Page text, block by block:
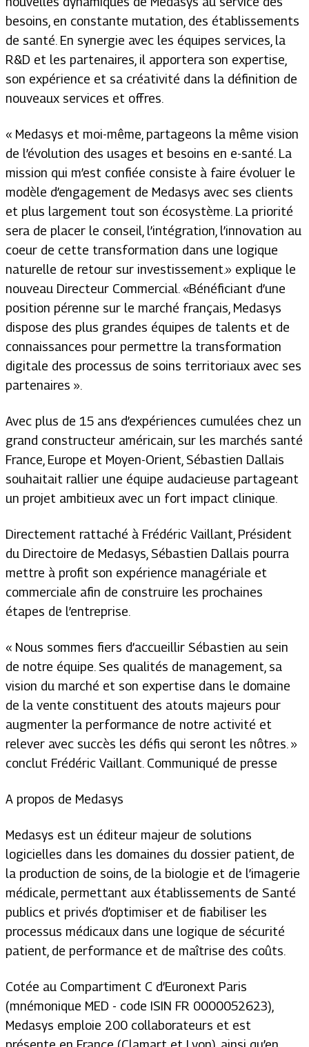
besoins, en constante mutation, des établissements
de santé. En synergie avec les équipes services, la
R&D et les partenaires, il apportera son expertise,
son expérience et sa créativité dans la définition de
nouveaux services et offres.
« Medasys et moi-même, partageons la même vision
de l’évolution des usages et besoins en e-santé. La
mission qui m’est confiée consiste à faire évoluer le
modèle d’engagement de Medasys avec ses clients
et plus largement tout son écosystème. La priorité
sera de placer le conseil, l’intégration, l’innovation au
coeur de cette transformation dans une logique
naturelle de retour sur investissement.» explique le
nouveau Directeur Commercial. «Bénéficiant d’une
position pérenne sur le marché français, Medasys
dispose des plus grandes équipes de talents et de
connaissances pour permettre la transformation
digitale des processus de soins territoriaux avec ses
partenaires ».
Avec plus de 15 ans d’expériences cumulées chez un
grand constructeur américain, sur les marchés santé
France, Europe et Moyen-Orient, Sébastien Dallais
souhaitait rallier une équipe audacieuse partageant
un projet ambitieux avec un fort impact clinique.
Directement rattaché à Frédéric Vaillant, Président
du Directoire de Medasys, Sébastien Dallais pourra
mettre à profit son expérience managériale et
commerciale afin de construire les prochaines
étapes de l’entreprise.
« Nous sommes fiers d’accueillir Sébastien au sein
de notre équipe. Ses qualités de management, sa
vision du marché et son expertise dans le domaine
de la vente constituent des atouts majeurs pour
augmenter la performance de notre activité et
relever avec succès les défis qui seront les nôtres. »
conclut Frédéric Vaillant. Communiqué de presse
A propos de Medasys
Medasys est un éditeur majeur de solutions
logicielles dans les domaines du dossier patient, de
la production de soins, de la biologie et de l’imagerie
médicale, permettant aux établissements de Santé
publics et privés d’optimiser et de fiabiliser les
processus médicaux dans une logique de sécurité
patient, de performance et de maîtrise des coûts.
Cotée au Compartiment C d’Euronext Paris
(mnémonique MED - code ISIN FR 0000052623),
Medasys emploie 200 collaborateurs et est